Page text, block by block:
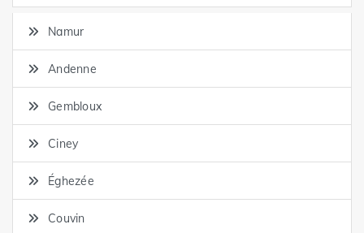
Namur
Andenne
Gembloux
Ciney
Éghezée
Couvin